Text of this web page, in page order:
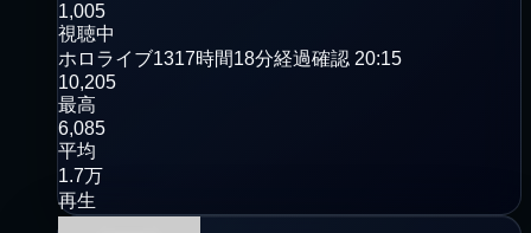
1,005
視聴中
ホロライブ1317時間18分経過確認 20:15
10,205
最高
6,085
平均
1.7万
再生